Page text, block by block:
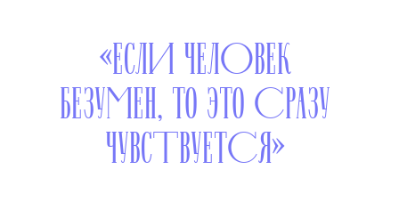
«ЕСЛИ ЧЕЛОВЕК
БЕЗУМЕН, ТО ЭТО СРАЗУ
ЧУВСТВУЕТСЯ»